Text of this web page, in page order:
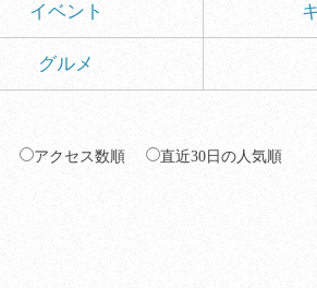
イベント
グルメ
アクセス数順 直近30日の人気順